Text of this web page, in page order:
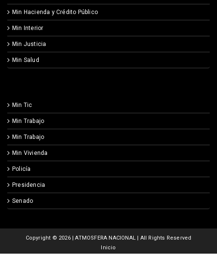
Min Hacienda y Crédito Público
Min Interior
Min Justicia
Min Salud
Min Tic
Min Trabajo
Min Trabajo
Min Vivienda
Policía
Presidencia
Senado
Copyright © 2026 | ATMOSFERA NACIONAL | All Rights Reserved
Inicio